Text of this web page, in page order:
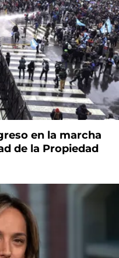
en la marcha
de la Propiedad